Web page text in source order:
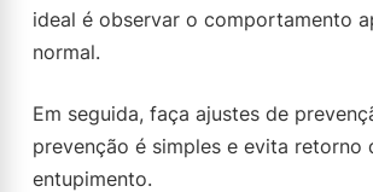
ideal é observar o comportamento
normal.
Em seguida, faça ajustes de
prevenção é simples e evita retorno
entupimento.